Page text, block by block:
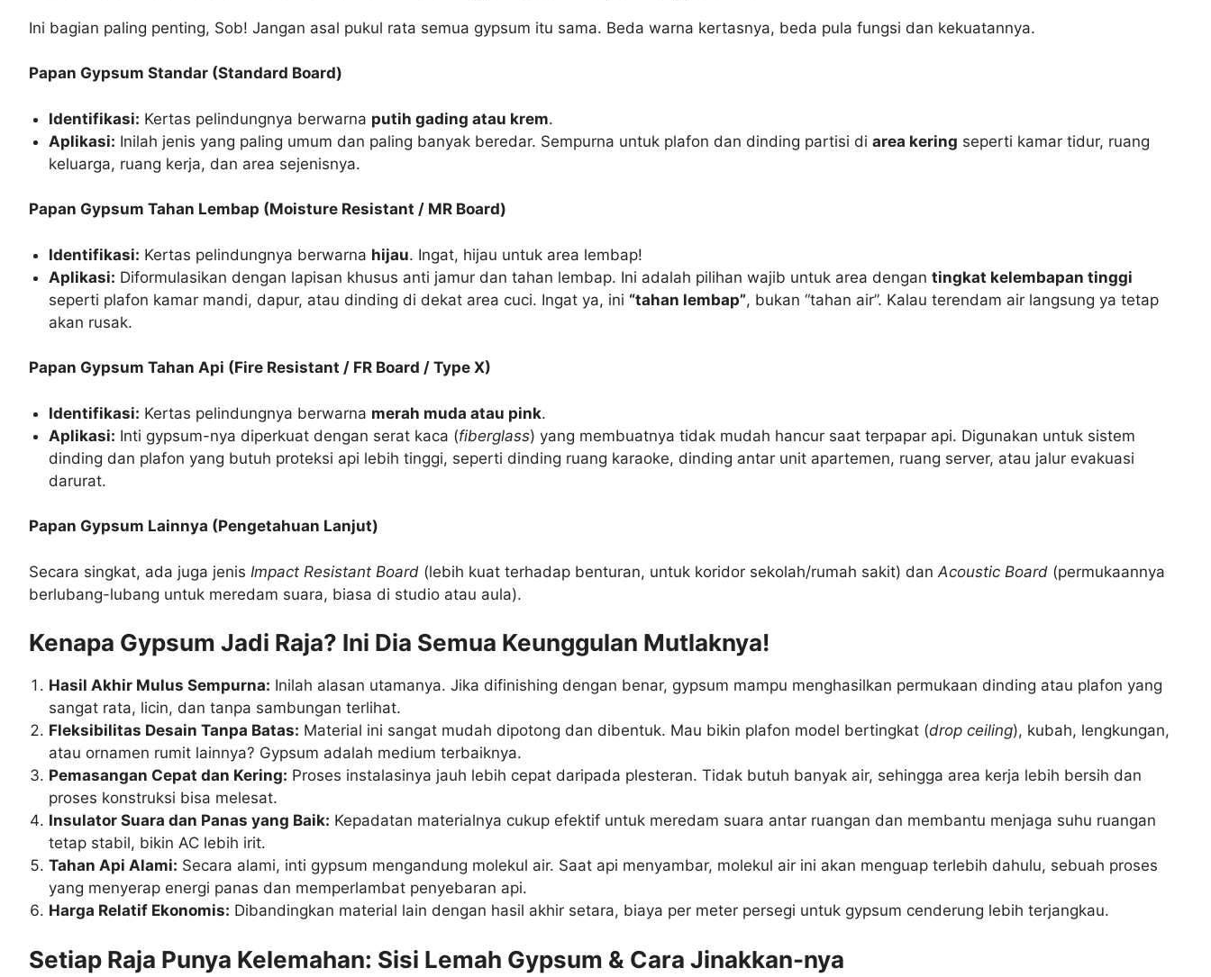
Ini bagian paling penting, Sob! Jangan asal pukul rata semua gypsum itu sama. Beda warna kertasnya, beda pula fungsi dan kekuatannya.
Papan Gypsum Standar (Standard Board)
Identifikasi: Kertas pelindungnya berwarna putih gading atau krem.
Aplikasi: Inilah jenis yang paling umum dan paling banyak beredar. Sempurna untuk plafon dan dinding partisi diarea kering seperti kamar tidur, ruang
keluarga, ruang kerja, dan area sejenisnya.
Papan Gypsum Tahan Lembap (Moisture Resistant / MR Board)
Identifikasi: Kertas pelindungnya berwarna hijau. Ingat, hijau untuk area lembap!
Aplikasi: Diformulasikan dengan lapisan khusus anti jamur dan tahan lembap. Ini adalah pilihan wajib untuk area dengantingkat kelembapan tinggi
seperti plafon kamar mandi, dapur, atau dinding di dekat area cuci. Ingat ya, ini “tahan lembap”, bukan “tahan air”. Kalau terendam air langsung ya tetap
akan rusak.
Papan Gypsum Tahan Api (Fire Resistant / FR Board / Type X)
Identifikasi: Kertas pelindungnya berwarna merah muda atau pink.
Aplikasi: Inti gypsum-nya diperkuat dengan serat kaca (fiberglass) yang membuatnya tidak mudah hancur saat terpapar api. Digunakan untuk sistem
dinding dan plafon yang butuh proteksi api lebih tinggi, seperti dinding ruang karaoke, dinding antar unit apartemen, ruang server, atau jalur evakuasi
darurat.
Papan Gypsum Lainnya (Pengetahuan Lanjut)
Secara singkat, ada juga jenis Impact Resistant Board (lebih kuat terhadap benturan, untuk koridor sekolah/rumah sakit) dan Acoustic Board (permukaannya
berlubang-lubang untuk meredam suara, biasa di studio atau aula).
Kenapa Gypsum Jadi Raja? Ini Dia Semua Keunggulan Mutlaknya!
Hasil Akhir Mulus Sempurna: Inilah alasan utamanya. Jika difinishing dengan benar, gypsum mampu menghasilkan permukaan dinding atau plafon yang
sangat rata, licin, dan tanpa sambungan terlihat.
Fleksibilitas Desain Tanpa Batas: Material ini sangat mudah dipotong dan dibentuk. Mau bikin plafon model bertingkat (drop ceiling), kubah, lengkungan,
atau ornamen rumit lainnya? Gypsum adalah medium terbaiknya.
Pemasangan Cepat dan Kering: Proses instalasinya jauh lebih cepat daripada plesteran. Tidak butuh banyak air, sehingga area kerja lebih bersih dan
proses konstruksi bisa melesat.
Insulator Suara dan Panas yang Baik: Kepadatan materialnya cukup efektif untuk meredam suara antar ruangan dan membantu menjaga suhu ruangan
tetap stabil, bikin AC lebih irit.
Tahan Api Alami: Secara alami, inti gypsum mengandung molekul air. Saat api menyambar, molekul air ini akan menguap terlebih dahulu, sebuah proses
yang menyerap energi panas dan memperlambat penyebaran api.
Harga Relatif Ekonomis: Dibandingkan material lain dengan hasil akhir setara, biaya per meter persegi untuk gypsum cenderung lebih terjangkau.
Setiap Raja Punya Kelemahan: Sisi Lemah Gypsum & Cara Jinakkan-nya